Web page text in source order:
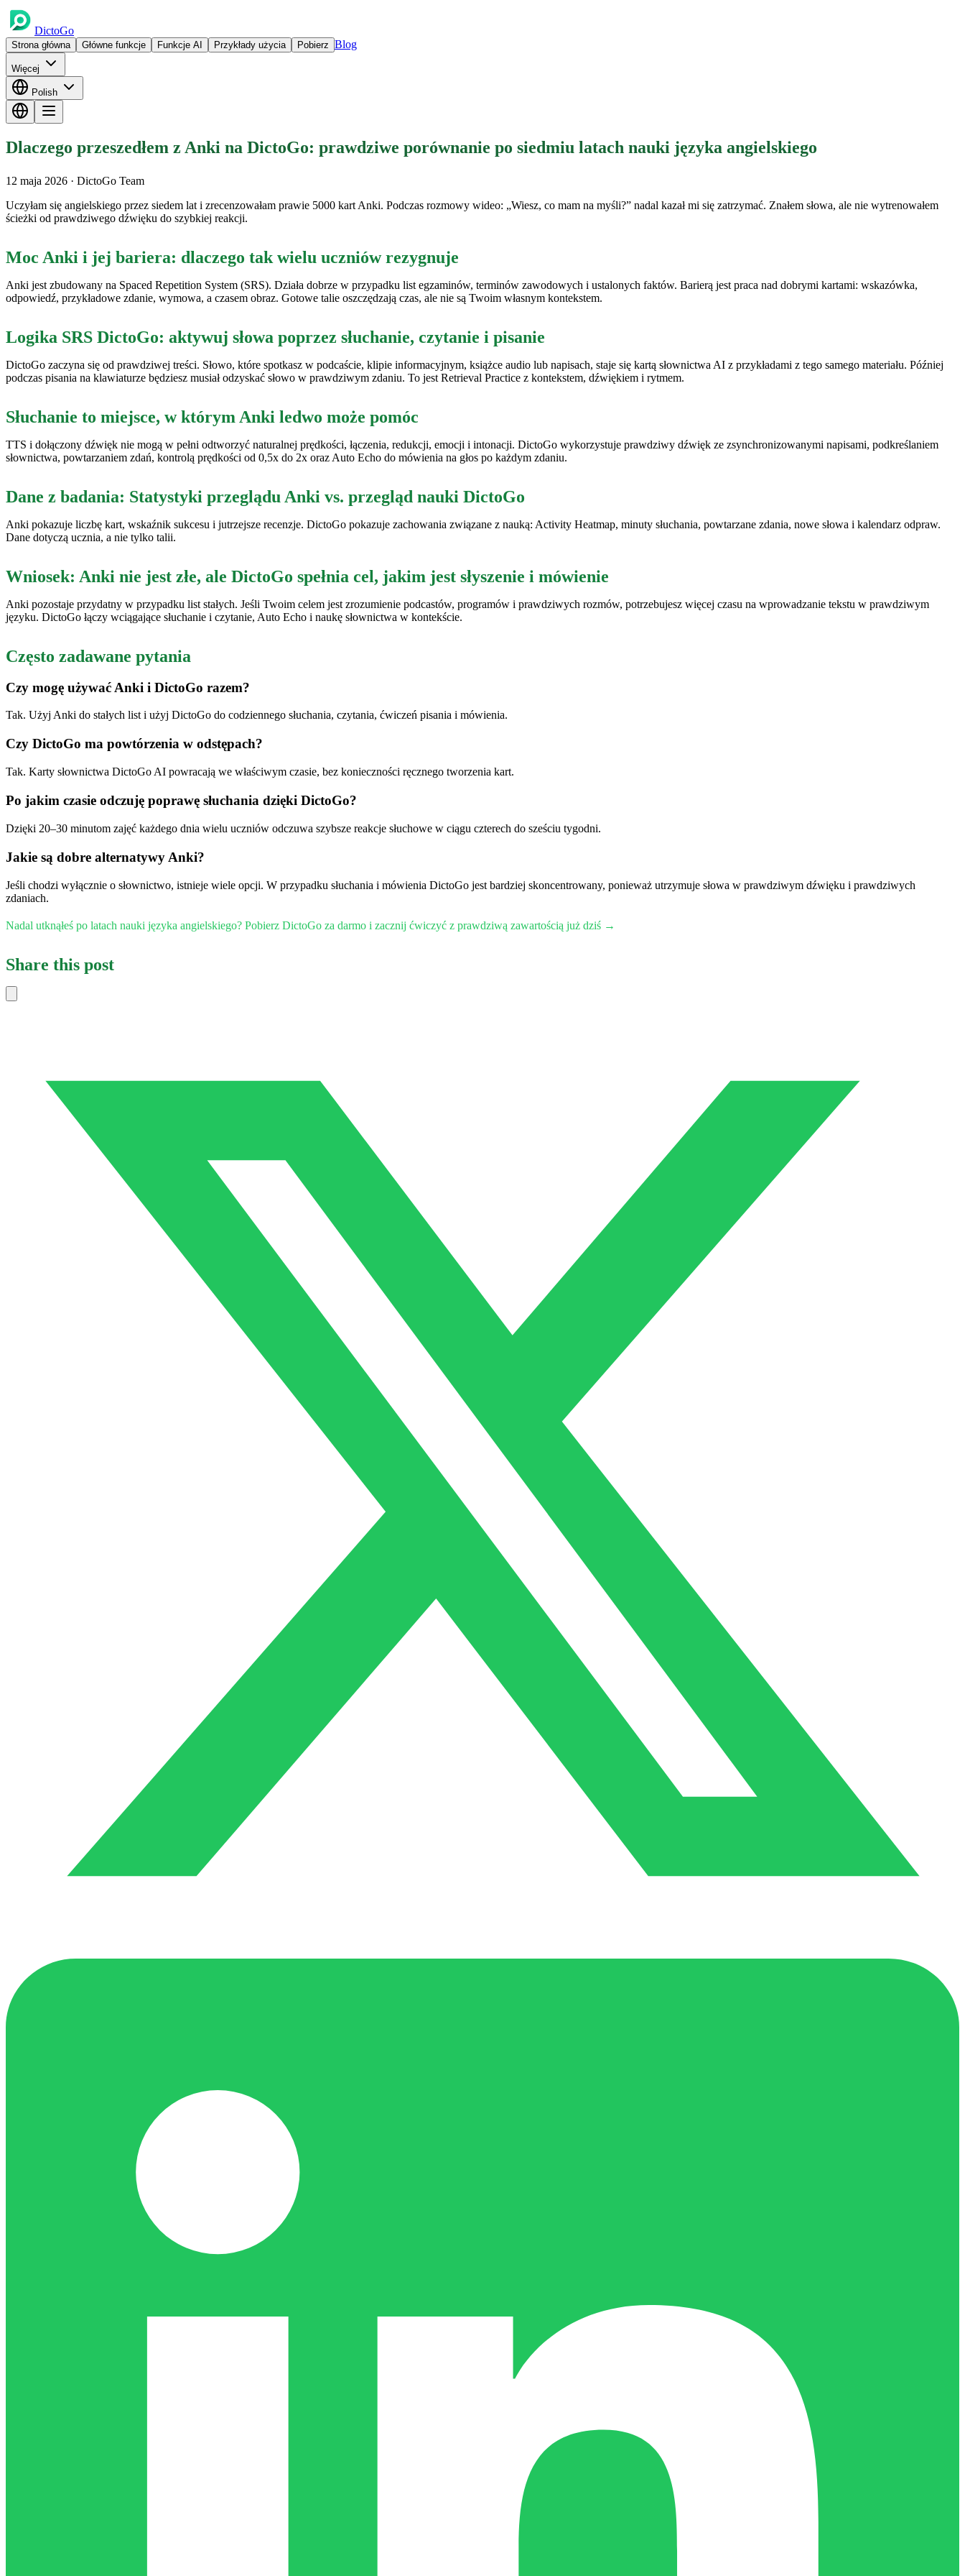
DictoGo
Strona główna Główne funkcje Funkcje AI Przykłady użycia Pobierz Blog
Więcej
Polish
Dlaczego przeszedłem z Anki na DictoGo: prawdziwe porównanie po siedmiu latach nauki języka angielskiego
12 maja 2026 · DictoGo Team
Uczyłam się angielskiego przez siedem lat i zrecenzowałam prawie 5000 kart Anki. Podczas rozmowy wideo: „Wiesz, co mam na myśli?” nadal kazał mi się zatrzymać. Znałem słowa, ale nie wytrenowałem
ścieżki od prawdziwego dźwięku do szybkiej reakcji.
Moc Anki i jej bariera: dlaczego tak wielu uczniów rezygnuje
Anki jest zbudowany na Spaced Repetition System (SRS). Działa dobrze w przypadku list egzaminów, terminów zawodowych i ustalonych faktów. Barierą jest praca nad dobrymi kartami: wskazówka,
odpowiedź, przykładowe zdanie, wymowa, a czasem obraz. Gotowe talie oszczędzają czas, ale nie są Twoim własnym kontekstem.
Logika SRS DictoGo: aktywuj słowa poprzez słuchanie, czytanie i pisanie
DictoGo zaczyna się od prawdziwej treści. Słowo, które spotkasz w podcaście, klipie informacyjnym, książce audio lub napisach, staje się kartą słownictwa AI z przykładami z tego samego materiału. Później
podczas pisania na klawiaturze będziesz musiał odzyskać słowo w prawdziwym zdaniu. To jest Retrieval Practice z kontekstem, dźwiękiem i rytmem.
Słuchanie to miejsce, w którym Anki ledwo może pomóc
TTS i dołączony dźwięk nie mogą w pełni odtworzyć naturalnej prędkości, łączenia, redukcji, emocji i intonacji. DictoGo wykorzystuje prawdziwy dźwięk ze zsynchronizowanymi napisami, podkreślaniem
słownictwa, powtarzaniem zdań, kontrolą prędkości od 0,5x do 2x oraz Auto Echo do mówienia na głos po każdym zdaniu.
Dane z badania: Statystyki przeglądu Anki vs. przegląd nauki DictoGo
Anki pokazuje liczbę kart, wskaźnik sukcesu i jutrzejsze recenzje. DictoGo pokazuje zachowania związane z nauką: Activity Heatmap, minuty słuchania, powtarzane zdania, nowe słowa i kalendarz odpraw.
Dane dotyczą ucznia, a nie tylko talii.
Wniosek: Anki nie jest złe, ale DictoGo spełnia cel, jakim jest słyszenie i mówienie
Anki pozostaje przydatny w przypadku list stałych. Jeśli Twoim celem jest zrozumienie podcastów, programów i prawdziwych rozmów, potrzebujesz więcej czasu na wprowadzanie tekstu w prawdziwym
języku. DictoGo łączy wciągające słuchanie i czytanie, Auto Echo i naukę słownictwa w kontekście.
Często zadawane pytania
Czy mogę używać Anki i DictoGo razem?
Tak. Użyj Anki do stałych list i użyj DictoGo do codziennego słuchania, czytania, ćwiczeń pisania i mówienia.
Czy DictoGo ma powtórzenia w odstępach?
Tak. Karty słownictwa DictoGo AI powracają we właściwym czasie, bez konieczności ręcznego tworzenia kart.
Po jakim czasie odczuję poprawę słuchania dzięki DictoGo?
Dzięki 20–30 minutom zajęć każdego dnia wielu uczniów odczuwa szybsze reakcje słuchowe w ciągu czterech do sześciu tygodni.
Jakie są dobre alternatywy Anki?
Jeśli chodzi wyłącznie o słownictwo, istnieje wiele opcji. W przypadku słuchania i mówienia DictoGo jest bardziej skoncentrowany, ponieważ utrzymuje słowa w prawdziwym dźwięku i prawdziwych
zdaniach.
Nadal utknąłeś po latach nauki języka angielskiego? Pobierz DictoGo za darmo i zacznij ćwiczyć z prawdziwą zawartością już dziś →
Share this post